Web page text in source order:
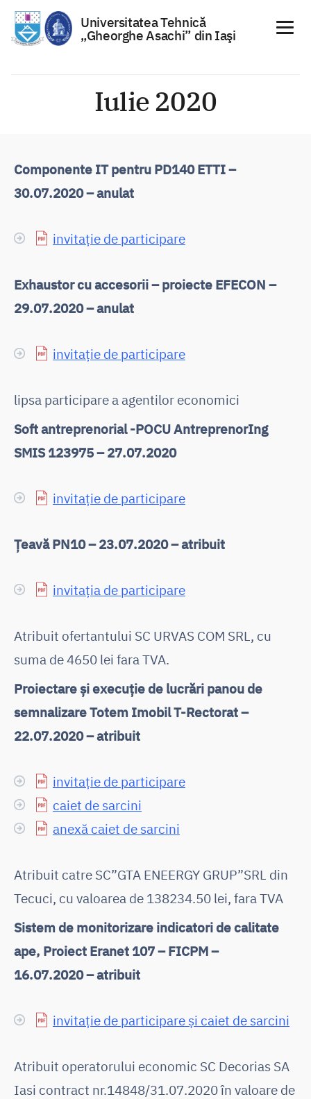
Universitatea Tehnică
„Gheorghe Asachi” din Iaşi
Iulie 2020
Componente IT pentru PD140 ETTI –
30.07.2020 – anulat
invitație de participare
Exhaustor cu accesorii – proiecte EFECON –
29.07.2020 – anulat
invitație de participare
lipsa participare a agentilor economici
Soft antreprenorial -POCU AntreprenorIng
SMIS 123975 – 27.07.2020
invitație de participare
Țeavă PN10 – 23.07.2020 – atribuit
invitația de participare
Atribuit ofertantului SC URVAS COM SRL, cu
suma de 4650 lei fara TVA.
Proiectare și execuție de lucrări panou de
semnalizare Totem Imobil T-Rectorat –
22.07.2020 – atribuit
invitație de participare
caiet de sarcini
anexă caiet de sarcini
Atribuit catre SC”GTA ENEERGY GRUP”SRL din
Tecuci, cu valoarea de 138234.50 lei, fara TVA
Sistem de monitorizare indicatori de calitate
ape, Proiect Eranet 107 – FICPM –
16.07.2020 – atribuit
invitație de participare și caiet de sarcini
Atribuit operatorului economic SC Decorias SA
Iasi contract nr.14848/31.07.2020 în valoare de